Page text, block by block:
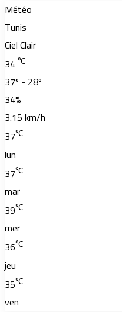
Météo
Tunis
Ciel Clair
34℃
37º - 28º
34%
3.15 km/h
37℃
lun
37℃
mar
39℃
mer
36℃
jeu
35℃
ven